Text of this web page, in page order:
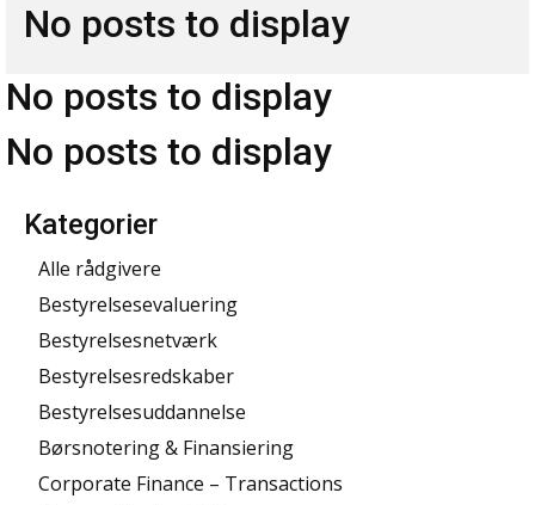
No posts to display
No posts to display
No posts to display
Kategorier
Alle rådgivere
Bestyrelsesevaluering
Bestyrelsesnetværk
Bestyrelsesredskaber
Bestyrelsesuddannelse
Børsnotering & Finansiering
Corporate Finance – Transactions